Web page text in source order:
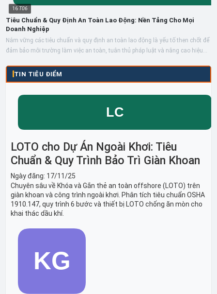
16 T06
Tiêu Chuẩn & Quy Định An Toàn Lao Động: Nền Tảng Cho Mọi
Doanh Nghiệp
Nắm vững các tiêu chuẩn và quy định an toàn lao động là yếu tố then chốt để
đảm bảo môi trường làm việc an toàn, tuân thủ pháp luật và nâng cao hiệu...
TIN TIÊU ĐIỂM
LOTO cho Dự Án Ngoài Khơi: Tiêu
Chuẩn & Quy Trình Bảo Trì Giàn Khoan
Ngày đăng: 17/11/25
Chuyên sâu về Khóa và Gắn thẻ an toàn offshore (LOTO) trên
giàn khoan và công trình ngoài khơi. Phân tích tiêu chuẩn OSHA
1910.147, quy trình 6 bước và thiết bị LOTO chống ăn mòn cho
khai thác dầu khí.